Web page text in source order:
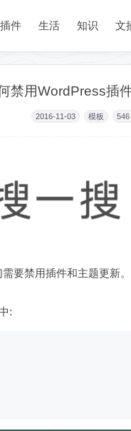
插件 生活 知识 文
禁用WordPress插
2016-11-03 模板 546
要禁用插件和主题更新。
: